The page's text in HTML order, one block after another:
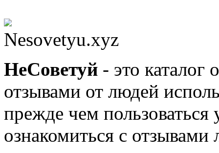
Nesovetyu.xyz
НеСоветуй - это каталог
отзывами от людей
прежде чем
ознакомиться с отзывами